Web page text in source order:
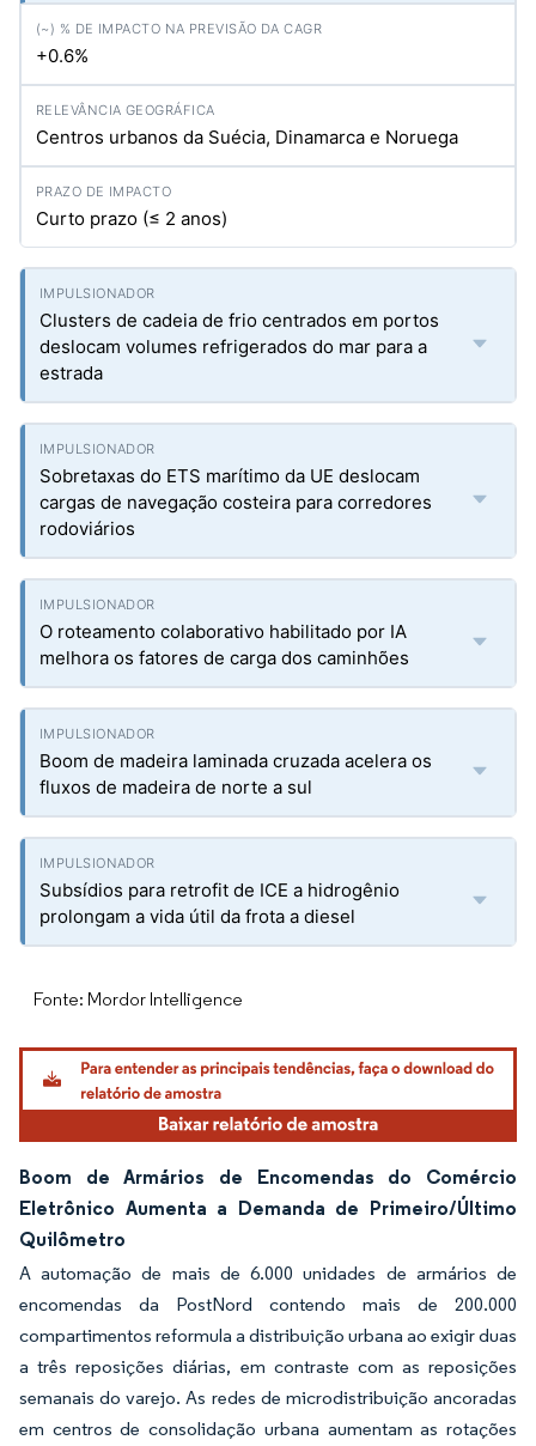
+0.6%
Centros urbanos da Suécia, Dinamarca e Noruega
Curto prazo (≤ 2 anos)
Clusters de cadeia de frio centrados em portos
deslocam volumes refrigerados do mar para a
estrada
Sobretaxas do ETS marítimo da UE deslocam
cargas de navegação costeira para corredores
rodoviários
O roteamento colaborativo habilitado por IA
melhora os fatores de carga dos caminhões
Boom de madeira laminada cruzada acelera os
fluxos de madeira de norte a sul
Subsídios para retrofit de ICE a hidrogênio
prolongam a vida útil da frota a diesel
Fonte: Mordor Intelligence
Boom de Armários de Encomendas do Comércio
Eletrônico Aumenta a Demanda de Primeiro/Último
Quilômetro
A automação de mais de 6.000 unidades de armários de
encomendas da PostNord contendo mais de 200.000
compartimentos reformula a distribuição urbana ao exigir duas
a três reposições diárias, em contraste com as reposições
semanais do varejo. As redes de microdistribuição ancoradas
em centros de consolidação urbana aumentam as rotações